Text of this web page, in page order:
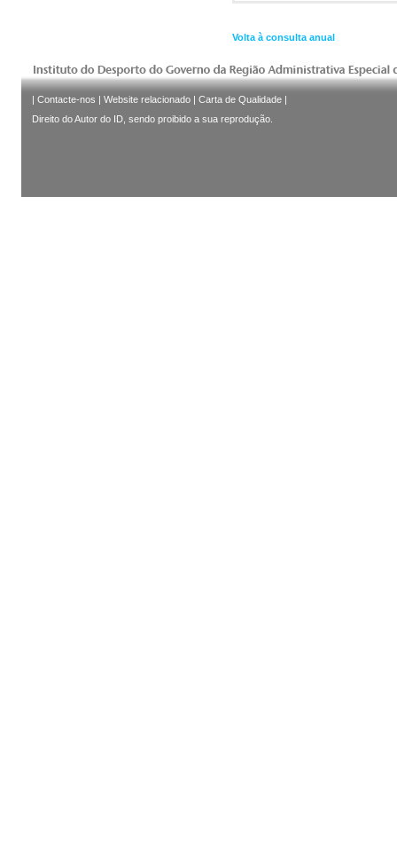
Volta à consulta anual
| Contacte-nos | Website relacionado | Carta de Qualidade |
Direito do Autor do ID, sendo proibido a sua reprodução.